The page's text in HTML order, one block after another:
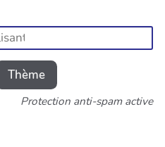
Thème
Protection anti-spam active